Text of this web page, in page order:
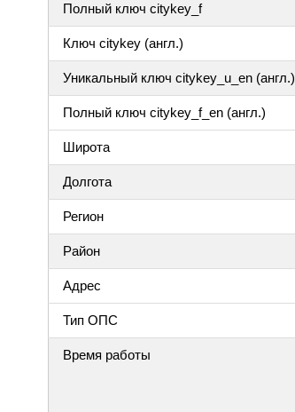
Полный ключ citykey_f
Ключ citykey (англ.)
Уникальный ключ citykey_u_en (англ.)
Полный ключ citykey_f_en (англ.)
Широта
Долгота
Регион
Район
Адрес
Тип ОПС
Время работы